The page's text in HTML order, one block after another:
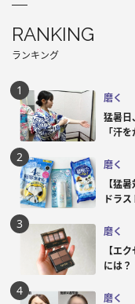
RANKING
ランキング
磨く
猛暑
「汗
磨く
【猛
ドラ
磨く
【エ
には
磨く